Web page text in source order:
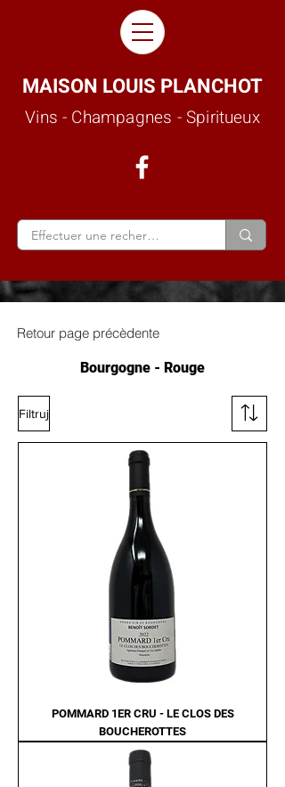
MAISON LOUIS PLANCHOT
Vins - Champagnes - Spiritueux
Retour page précèdente
Bourgogne - Rouge
Filtruj
POMMARD 1ER CRU - LE CLOS DES
BOUCHEROTTES